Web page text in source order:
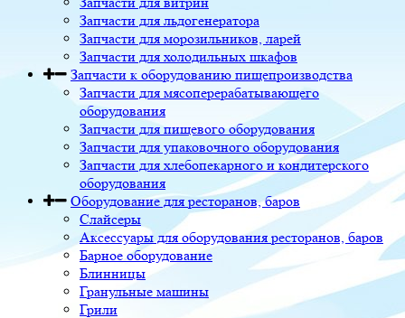
Запчасти для льдогенератора
Запчасти для морозильников, ларей
Запчасти для холодильных шкафов
Запчасти к оборудованию пищепроизводства
Запчасти для мясоперерабатывающего
оборудования
Запчасти для пищевого оборудования
Запчасти для упаковочного оборудования
Запчасти для хлебопекарного и кондитерского
оборудования
Оборудование для ресторанов, баров
Слайсеры
Аксессуары для оборудования ресторанов, баров
Барное оборудование
Блинницы
Гранульные машины
Грили